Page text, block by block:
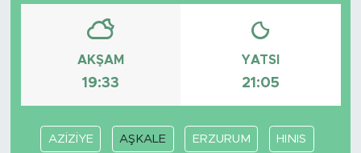
AKŞAM
19:33
YATSI
21:05
AZİZİYE AŞKALE ERZURUM HINIS